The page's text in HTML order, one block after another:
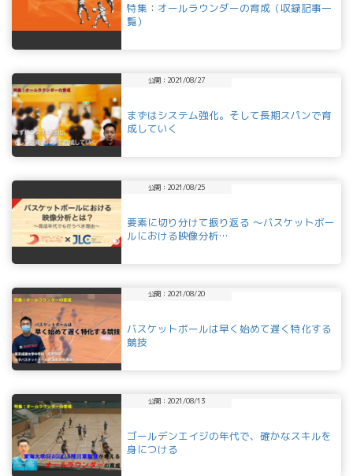
特集：オールラウンダーの育成（収録記事一
覧）
公開：2021/08/27
まずはシステム強化。そして長期スパンで育
成していく
公開：2021/08/25
要素に切り分けて振り返る ～バスケットボー
ルにおける映像分析…
公開：2021/08/20
バスケットボールは早く始めて遅く特化する
競技
公開：2021/08/13
ゴールデンエイジの年代で、確かなスキルを
身につける